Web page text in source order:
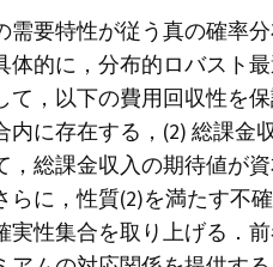
要特性が従う真の確率
体的に，分布的ロバスト
，以下の費用回収性を
に存在する，(2) 総課
総課金収入の期待値が
に，性質(2)を満たす不
実性集合を取り上げる．